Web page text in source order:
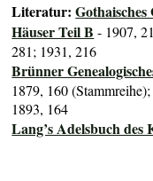
Literatur:
Häuser Teil B - 1907,
281; 1931, 216
Brünner
1879, 160
1893, 164
Lang’s Adelsbuch des